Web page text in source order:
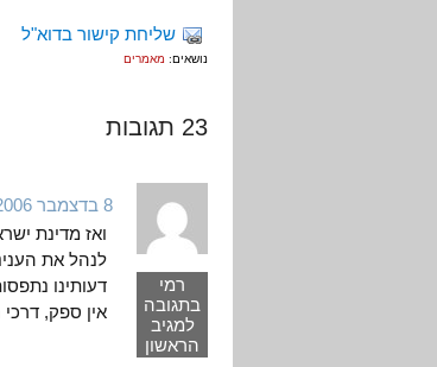
שליחת קישור בדוא"ל
נושאים: מאמרים
23 תגובות
רמי
בתגובה
למגיב
הראשון
8 בדצמבר 2006 בשעה 15:43
ואז מדינת
לנהל את
דעותינו
אין ספק,